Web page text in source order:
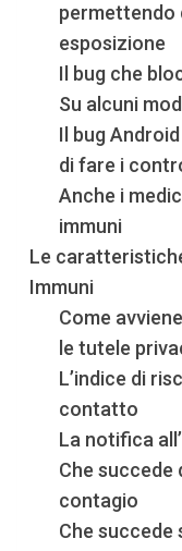
permettendo
esposizione
Il bug che
Su alcuni
Il bug
di fare i
Anche i
immuni
Le
Immuni
Come
le tutele
L’indice di
contatto
La notifica
Che
contagio
Che succede